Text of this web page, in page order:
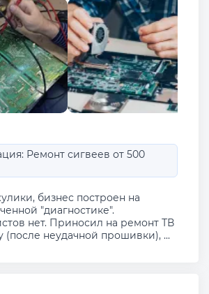
Ремонт сигвеев от 500
бизнес построен на
"диагностике".
нет. Приносил на ремонт ТВ
(после неудачной прошивки), ...